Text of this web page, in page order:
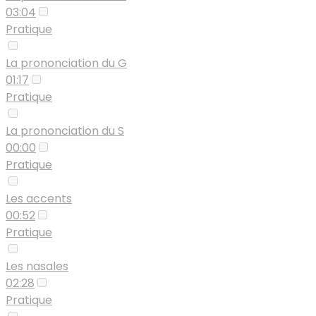
03:04
Pratique
La prononciation du G
01:17
Pratique
La prononciation du S
00:00
Pratique
Les accents
00:52
Pratique
Les nasales
02:28
Pratique